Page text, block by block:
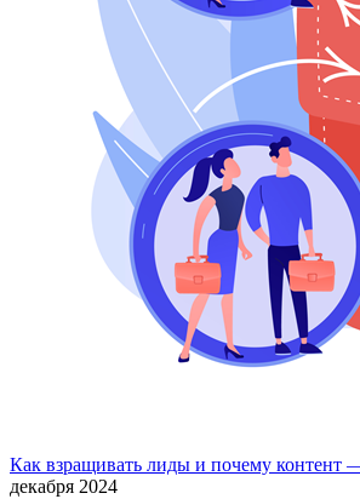
Как взращивать лиды и почему контент
декабря 2024